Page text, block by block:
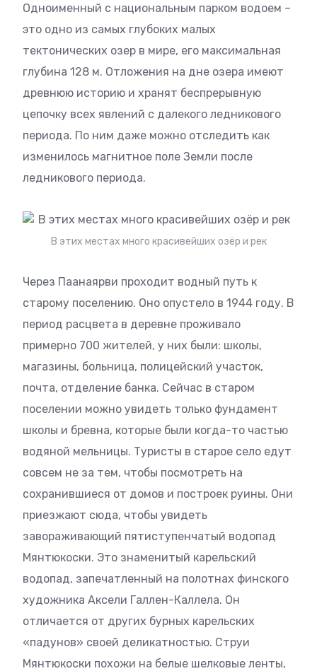
Одноименный с национальным парком водоем –
это одно из самых глубоких малых
тектонических озер в мире, его максимальная
глубина 128 м. Отложения на дне озера имеют
древнюю историю и хранят беспрерывную
цепочку всех явлений с далекого ледникового
периода. По ним даже можно отследить как
изменилось магнитное поле Земли после
ледникового периода.
В этих местах много красивейших озёр и рек
Через Паанаярви проходит водный путь к
старому поселению. Оно опустело в 1944 году. В
период расцвета в деревне проживало
примерно 700 жителей, у них были: школы,
магазины, больница, полицейский участок,
почта, отделение банка. Сейчас в старом
поселении можно увидеть только фундамент
школы и бревна, которые были когда-то частью
водяной мельницы. Туристы в старое село едут
совсем не за тем, чтобы посмотреть на
сохранившиеся от домов и построек руины. Они
приезжают сюда, чтобы увидеть
завораживающий пятиступенчатый водопад
Мянтюкоски. Это знаменитый карельский
водопад, запечатленный на полотнах финского
художника Аксели Галлен-Каллела. Он
отличается от других бурных карельских
«падунов» своей деликатностью. Струи
Мянтюкоски похожи на белые шелковые ленты,